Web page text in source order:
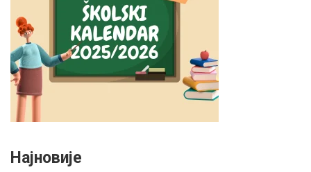
Најновије